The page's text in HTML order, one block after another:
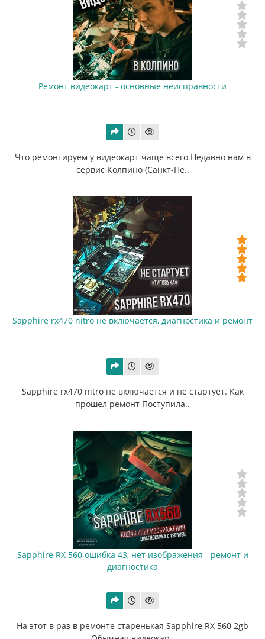
Ремонт видеокарт - основные неисправности
Что ремонтируем у видеокарт чаще всего Недавно нам в
сервис Колпино (Санкт-Пе..
Sapphire rx470 nitro не включается, диагностика и ремонт
Sapphire rx470 nitro не включается и не стартует. Как
прошел ремонт Поступила..
Sapphire RX 560 ошибка 43, нет изображения - ремонт и
диагностика
На этот в раз в ремонте старенькая Sapphire RX 560 2gb